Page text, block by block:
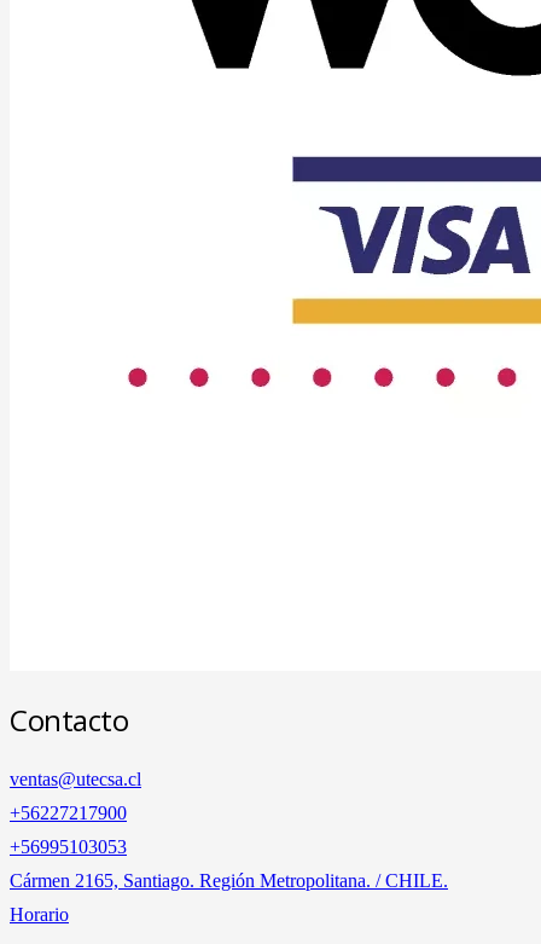
Contacto
ventas@utecsa.cl
+56227217900
‎+56995103053
Cármen 2165, Santiago. Región Metropolitana. / CHILE.
Horario